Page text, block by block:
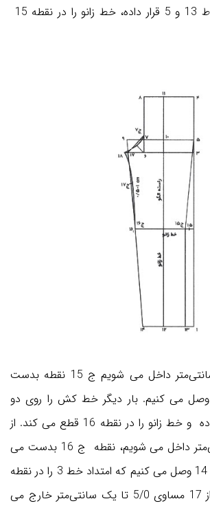
از این نقطه یک سانتی‌متر داخل می شویم ج 15 نقطه بدست
آمده را به 13 و 5 وصل می کنیم. بار دیگر خط کش را روی دو
نقطه 14 و 9 قرار داده و خط زانو را در نقطه 16 قطع می کند. از
این نقطه یک سانتی‌متر داخل می شویم، نقطه ج 16 بدست می
آید و از ج16 به 9 و 14 وصل می کنیم که امتداد خط 3 را در نقطه
17 قطع می کند . از 17 مساوی 5/0 تا یک سانتی‌متر خارج می